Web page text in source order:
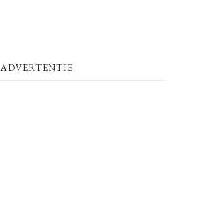
ADVERTENTIE